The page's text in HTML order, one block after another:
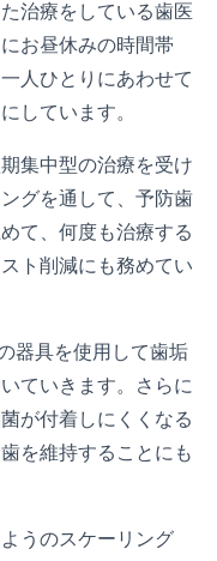
治療をしている歯医
お昼休みの時間帯
人ひとりにあわせて
しています。
集中型の治療を受け
グを通して、予防歯
て、何度も治療する
ト削減にも務めてい
器具を使用して歯垢
ていきます。さらに
が付着しにくくなる
を維持することにも
うのスケーリング